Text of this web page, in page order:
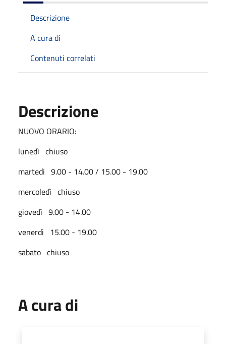
Descrizione
A cura di
Contenuti correlati
Descrizione
NUOVO ORARIO:
lunedì chiuso
martedì 9.00 - 14.00 / 15.00 - 19.00
mercoledì chiuso
giovedì 9.00 - 14.00
venerdì 15.00 - 19.00
sabato chiuso
A cura di